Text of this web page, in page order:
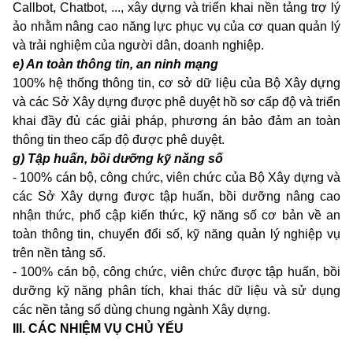
Callbot, Chatbot, ..., xây dựng và triển khai nền tảng trợ lý
ảo nhằm nâng cao năng lực phục vụ của cơ quan quản lý
và trải nghiệm của người dân, doanh nghiệp.
e) An toàn thông tin, an ninh mạng
100% hệ thống thông tin, cơ sở dữ liệu của Bộ Xây dựng
và các Sở Xây dựng được phê duyệt hồ sơ cấp độ và triển
khai đầy đủ các giải pháp, phương án bảo đảm an toàn
thông tin theo cấp độ được phê duyệt.
g) Tập huấn, bồi dưỡng kỹ năng số
- 100% cán bộ, công chức, viên chức của Bộ Xây dựng và
các Sở Xây dựng được tập huấn, bồi dưỡng nâng cao
nhận thức, phổ cập kiến thức, kỹ năng số cơ bản về an
toàn thông tin, chuyển đổi số, kỹ năng quản lý nghiệp vụ
trên nền tảng số.
- 100% cán bộ, công chức, viên chức được tập huấn, bồi
dưỡng kỹ năng phân tích, khai thác dữ liệu và sử dụng
các nền tảng số dùng chung ngành Xây dựng.
III. CÁC NHIỆM VỤ CHỦ YẾU